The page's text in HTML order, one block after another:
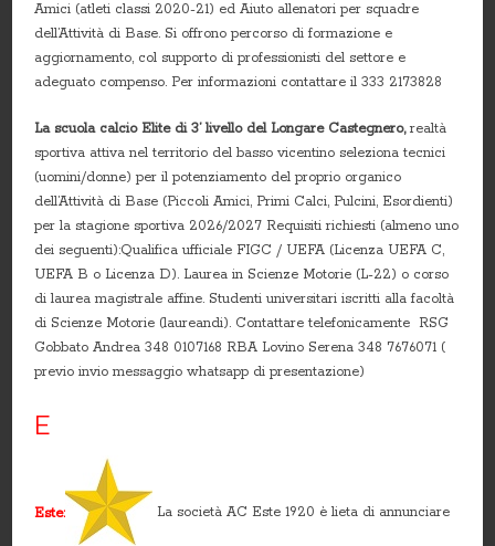
Amici (atleti classi 2020-21) ed Aiuto allenatori per squadre
dell’Attività di Base. Si offrono percorso di formazione e
aggiornamento, col supporto di professionisti del settore e
adeguato compenso. Per informazioni contattare il 333 2173828
La scuola calcio Elite di 3’ livello del Longare Castegnero,realtà
sportiva attiva nel territorio del basso vicentino seleziona tecnici
(uomini/donne) per il potenziamento del proprio organico
dell’Attività di Base (Piccoli Amici, Primi Calci, Pulcini, Esordienti)
per la stagione sportiva 2026/2027 Requisiti richiesti (almeno uno
dei seguenti):Qualifica ufficiale FIGC / UEFA (Licenza UEFA C,
UEFA B o Licenza D). Laurea in Scienze Motorie (L-22) o corso
di laurea magistrale affine. Studenti universitari iscritti alla facoltà
di Scienze Motorie (laureandi). Contattare telefonicamente RSG
Gobbato Andrea 348 0107168 RBA Lovino Serena 348 7676071 (
previo invio messaggio whatsapp di presentazione)
E
Este: La società AC Este 1920 è lieta di annunciare